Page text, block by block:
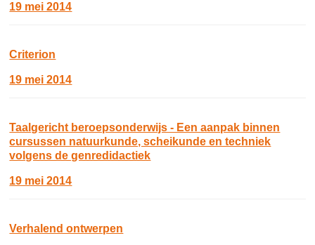
19 mei 2014
Criterion
19 mei 2014
Taalgericht beroepsonderwijs - Een aanpak binnen
cursussen natuurkunde, scheikunde en techniek
volgens de genredidactiek
19 mei 2014
Verhalend ontwerpen